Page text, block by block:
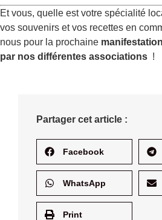
Et vous, quelle est votre spécialité
vos souvenirs et vos recettes en
nous pour la prochaine manifestation
par nos différentes associations !
Partager cet article :
Facebook
WhatsApp
Print